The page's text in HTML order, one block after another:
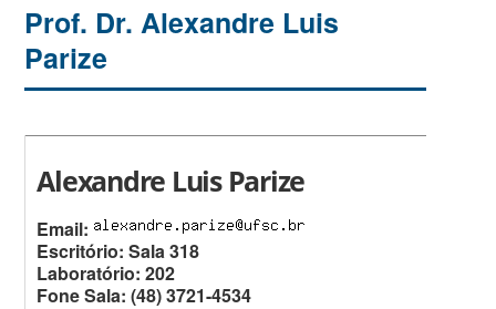
Prof. Dr. Alexandre Luis
Parize
Alexandre Luis Parize
Email:
Escritório: Sala 318
Laboratório: 202
Fone Sala: (48) 3721-4534